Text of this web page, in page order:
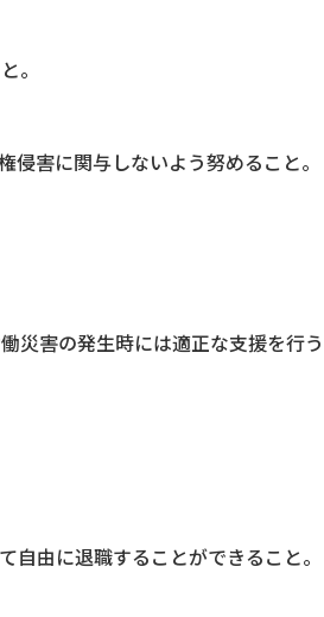
。
害に関与しないよう努めること。
災害の発生時には適正な支援を行う
由に退職することができること。